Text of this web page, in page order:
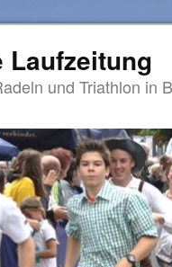
Laufzeitung
und Triathlon in